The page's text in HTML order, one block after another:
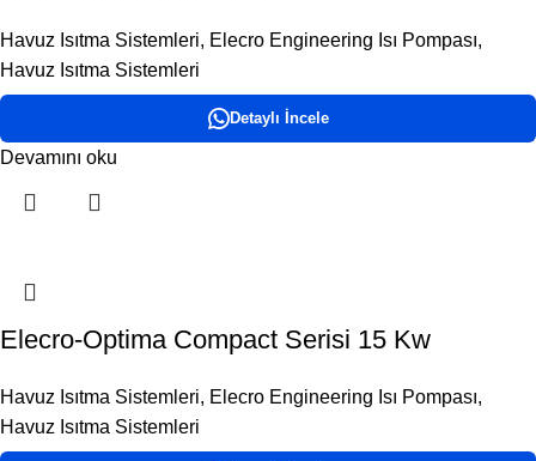
Havuz Isıtma Sistemleri, Elecro Engineering Isı Pompası,
Havuz Isıtma Sistemleri
Detaylı İncele
Devamını oku
Elecro-Optima Compact Serisi 15 Kw
Havuz Isıtma Sistemleri, Elecro Engineering Isı Pompası,
Havuz Isıtma Sistemleri